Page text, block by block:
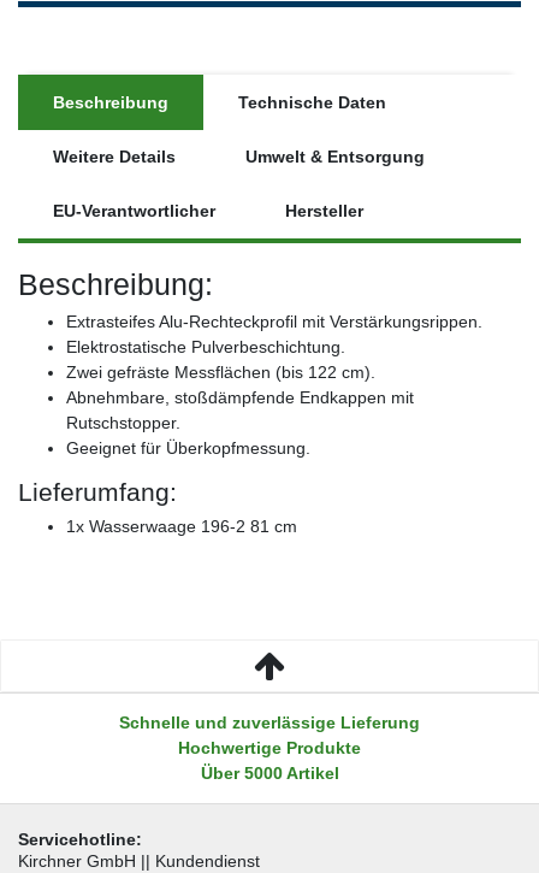
Beschreibung Technische Daten
Weitere Details Umwelt & Entsorgung
EU-Verantwortlicher Hersteller
Beschreibung:
Extrasteifes Alu-Rechteckprofil mit Verstärkungsrippen.
Elektrostatische Pulverbeschichtung.
Zwei gefräste Messflächen (bis 122 cm).
Abnehmbare, stoßdämpfende Endkappen mit
Rutschstopper.
Geeignet für Überkopfmessung.
Lieferumfang:
1x Wasserwaage 196-2 81 cm
Schnelle und zuverlässige Lieferung
Hochwertige Produkte
Über 5000 Artikel
Servicehotline:
Kirchner GmbH || Kundendienst